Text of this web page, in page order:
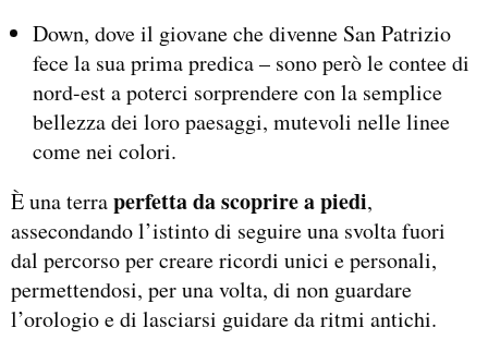
Down, dove il giovane che divenne San Patrizio
fece la sua prima predica – sono però le contee di
nord-est a poterci sorprendere con la semplice
bellezza dei loro paesaggi, mutevoli nelle linee
come nei colori.
È una terraperfetta da scoprire a piedi,
assecondando l’istinto di seguire una svolta fuori
dal percorso per creare ricordi unici e personali,
permettendosi, per una volta, di non guardare
l’orologio e di lasciarsi guidare da ritmi antichi.